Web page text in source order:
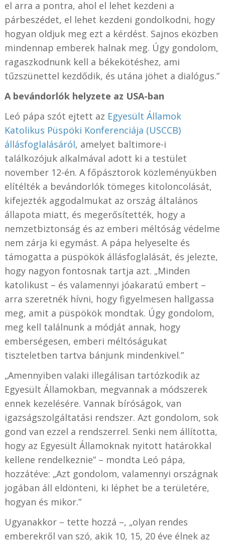
el arra a pontra, ahol el lehet kezdeni a
párbeszédet, el lehet kezdeni gondolkodni, hogy
hogyan oldjuk meg ezt a kérdést. Sajnos eközben
mindennap emberek halnak meg. Úgy gondolom,
ragaszkodnunk kell a békekötéshez, ami
tűzszünettel kezdődik, és utána jöhet a dialógus.”
A bevándorlók helyzete az USA-ban
Leó pápa szót ejtett az Egyesült Államok
Katolikus Püspöki Konferenciája (USCCB)
állásfoglalásáról, amelyet baltimore-i
találkozójuk alkalmával adott ki a testület
november 12-én. A főpásztorok közleményükben
elítélték a bevándorlók tömeges kitoloncolását,
kifejezték aggodalmukat az ország általános
állapota miatt, és megerősítették, hogy a
nemzetbiztonság és az emberi méltóság védelme
nem zárja ki egymást. A pápa helyeselte és
támogatta a püspökök állásfoglalását, és jelezte,
hogy nagyon fontosnak tartja azt. „Minden
katolikust – és valamennyi jóakaratú embert –
arra szeretnék hívni, hogy figyelmesen hallgassa
meg, amit a püspökök mondtak. Úgy gondolom,
meg kell találnunk a módját annak, hogy
emberségesen, emberi méltóságukat
tiszteletben tartva bánjunk mindenkivel.”
„Amennyiben valaki illegálisan tartózkodik az
Egyesült Államokban, megvannak a módszerek
ennek kezelésére. Vannak bíróságok, van
igazságszolgáltatási rendszer. Azt gondolom, sok
gond van ezzel a rendszerrel. Senki nem állította,
hogy az Egyesült Államoknak nyitott határokkal
kellene rendelkeznie” – mondta Leó pápa,
hozzátéve: „Azt gondolom, valamennyi országnak
jogában áll eldönteni, ki léphet be a területére,
hogyan és mikor.”
Ugyanakkor – tette hozzá –, „olyan rendes
emberekről van szó, akik 10, 15, 20 éve élnek az